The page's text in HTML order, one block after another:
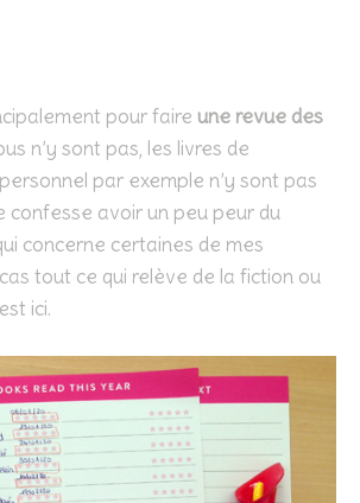
pour faire une revue des
n’y sont pas, les livres de
par exemple n’y sont pas
confesse avoir un peu peur du
concerne certaines de mes
tout ce qui relève de la fiction ou
ici.